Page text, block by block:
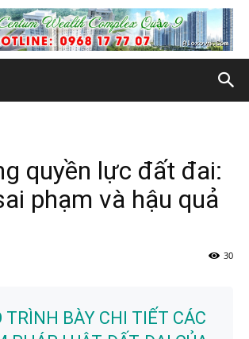
quyền lực đất đai:
phạm và hậu quả
30
TRÌNH BÀY CHI TIẾT CÁC